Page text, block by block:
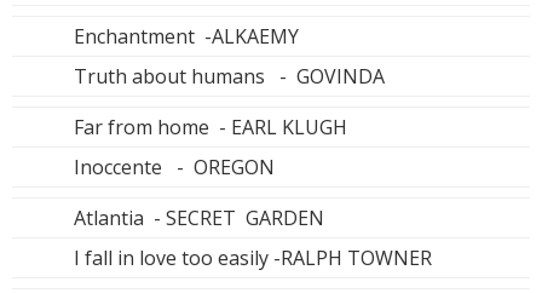
Enchantment -ALKAEMY
Truth about humans - GOVINDA
Far from home - EARL KLUGH
Inoccente - OREGON
Atlantia - SECRET GARDEN
I fall in love too easily -RALPH TOWNER